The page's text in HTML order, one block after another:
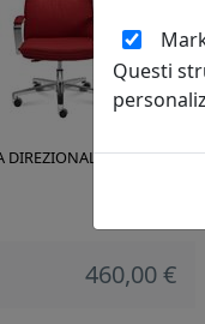
DIREZIONALE ARMONY
460,00 €
Questi